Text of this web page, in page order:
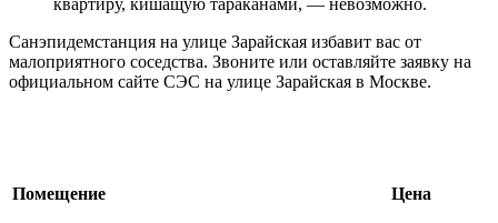
Санэпидемстанция на улице Зарайская избавит вас от
малоприятного соседства. Звоните или оставляйте заявку на
официальном сайте СЭС на улице Зарайская в Москве.
Помещение Цена